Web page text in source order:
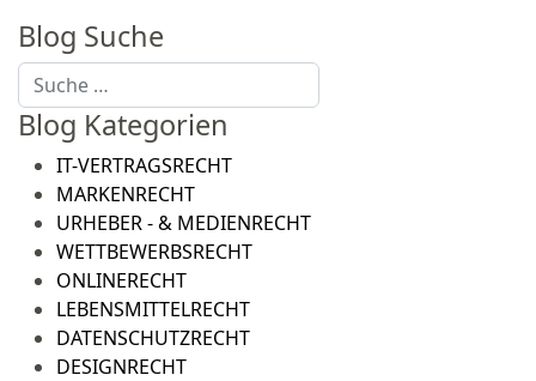
Blog Suche
Suchen
Blog Kategorien
IT-VERTRAGSRECHT
MARKENRECHT
URHEBER - & MEDIENRECHT
WETTBEWERBSRECHT
ONLINERECHT
LEBENSMITTELRECHT
DATENSCHUTZRECHT
DESIGNRECHT